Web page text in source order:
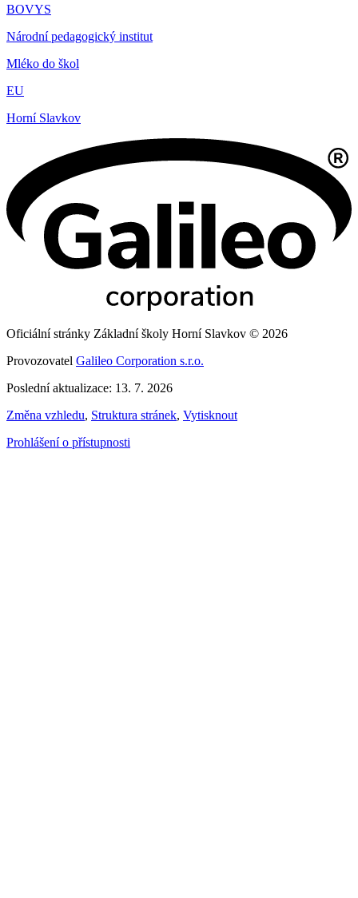
BOVYS
Národní pedagogický institut
Mléko do škol
EU
Horní Slavkov
Oficiální stránky Základní školy Horní Slavkov © 2026
Provozovatel Galileo Corporation s.r.o.
Poslední aktualizace: 13. 7. 2026
Změna vzhledu, Struktura stránek, Vytisknout
Prohlášení o přístupnosti